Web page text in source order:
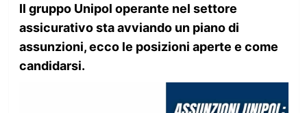
Il gruppo Unipol operante nel settore
assicurativo sta avviando un piano di
assunzioni, ecco le posizioni aperte e come
candidarsi.